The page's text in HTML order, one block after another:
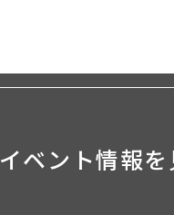
イベント情報を